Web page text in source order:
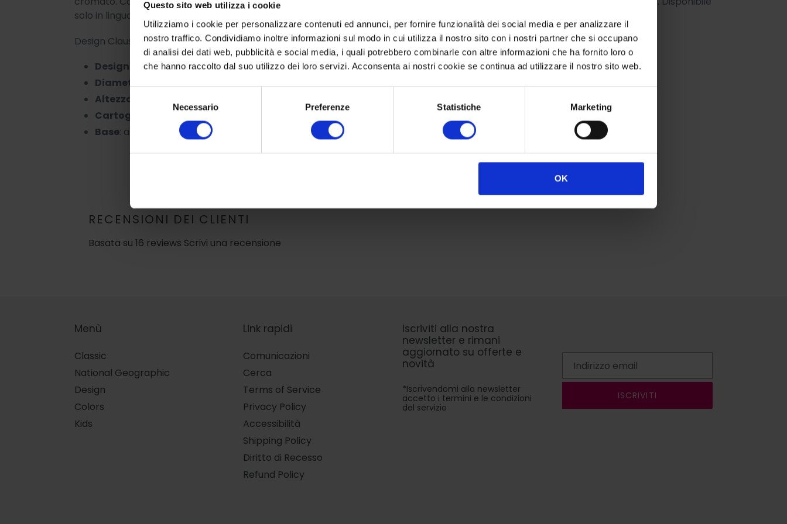
Questo sito web utilizza i cookie
Utilizziamo i cookie per personalizzare contenuti ed annunci, per fornire funzionalità dei social media e per analizzare il
nostro traffico. Condividiamo inoltre informazioni sul modo in cui utilizza il nostro sito con i nostri partner che si occupano
di analisi dei dati web, pubblicità e social media, i quali potrebbero combinarle con altre informazioni che ha fornito loro o
che hanno raccolto dal suo utilizzo dei loro servizi. Acconsenta ai nostri cookie se continua ad utilizzare il nostro sito web.
consenso
Necessario Preferenze Statistiche Marketing
OK
solo in lingua inglese.
Design Claus Jensen & Henrik Holbaek, Tools.
Designer
Claus Jensen & Henrik Holbaek, Tools
Diametro: Ø 30 cm
Altezza:
Cartografia
Base: alluminio
RECENSIONI DEI CLIENTI
Basata su 16 reviews Scrivi una recensione
Menù
Classic
National Geographic
Design
Colors
Kids
Link rapidi
Comunicazioni
Cerca
Terms of Service
Privacy Policy
Accessibilità
Shipping Policy
Diritto di Recesso
Refund Policy
Iscriviti alla nostra
newsletter e rimani
aggiornato su offerte e
novità
*Iscrivendomi alla newsletter
accetto i termini e le condizioni
del servizio
ISCRIVITI